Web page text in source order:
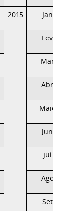
2015 Jan
Fev
Mar
Abr
Maio
Jun
Jul
Ago
Set